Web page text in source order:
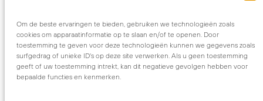
Om de beste ervaringen te bieden, gebruiken we technologieën zoals
cookies om apparaatinformatie op te slaan en/of te openen. Door
toestemming te geven voor deze technologieën kunnen we gegevens zoals
surfgedrag of unieke ID's op deze site verwerken. Als u geen toestemming
geeft of uw toestemming intrekt, kan dit negatieve gevolgen hebben voor
bepaalde functies en kenmerken.
verhalen, is de
geschiedenis en de
toekomst van deze plek.
2018-2026
Gemeenschapscentrum De
Kluize / CC De Kluize
Met
ontworpen door CC